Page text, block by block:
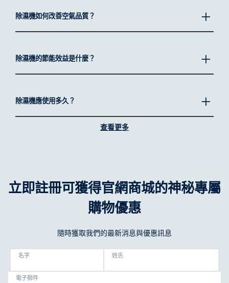
每一款伊萊克斯除濕機機型皆結合最先進科技與直覺操作設計，不
除濕機公升數
高容量（例如20公升） 約 27 坪
空氣品質需求，選出最匹配的除濕機。
如欲進一步瞭解極適家居除濕機如何提升居家舒適度與空氣品質，
極適家居 700/500/300 除濕機
空氣的重要夥伴。
一讓家中空氣不僅乾燥，也清新無污染。其節能設計與完整安全機
除濕機如何改善空氣品質？
除濕機的節能效益是什麼？
除濕機應使用多久？
查看更多
立即註冊可獲得官網商城的神秘專屬
購物優惠
隨時獲取我們的最新消息與優惠訊息
名字 姓氏
電子郵件